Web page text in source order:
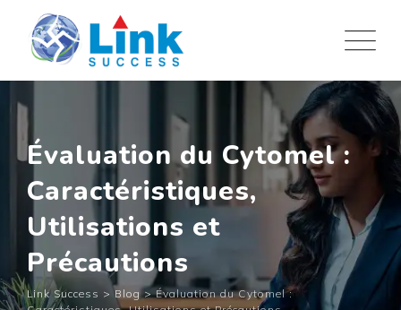
content
Évaluation du Cytomel :
Caractéristiques,
Utilisations et
Précautions
Link Success > Blog>Évaluation du Cytomel :